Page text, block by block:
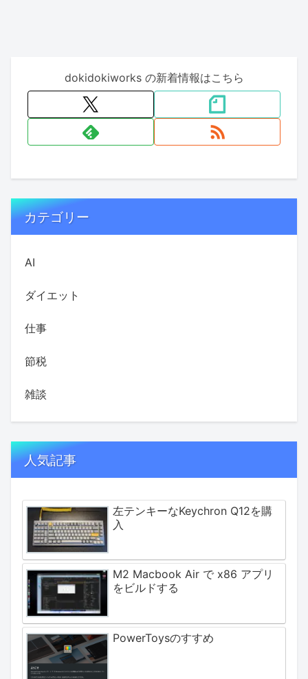
dokidokiworks の新着情報はこちら
カテゴリー
AI
ダイエット
仕事
節税
雑談
人気記事
左テンキーなKeychron Q12を購
入
M2 Macbook Air で x86 アプリ
をビルドする
PowerToysのすすめ